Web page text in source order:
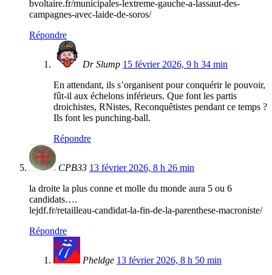
bvoltaire.fr/municipales-lextreme-gauche-a-lassaut-des-
campagnes-avec-laide-de-soros/
Répondre
Dr Slump 15 février 2026, 9 h 34 min
En attendant, ils s’organisent pour conquérir le pouvoir,
fût-il aux échelons inférieurs. Que font les partis
droichistes, RNistes, Reconquêtistes pendant ce temps ?
Ils font les punching-ball.
Répondre
CPB33 13 février 2026, 8 h 26 min
la droite la plus conne et molle du monde aura 5 ou 6
candidats….
lejdf.fr/retailleau-candidat-la-fin-de-la-parenthese-macroniste/
Répondre
Pheldge 13 février 2026, 8 h 50 min